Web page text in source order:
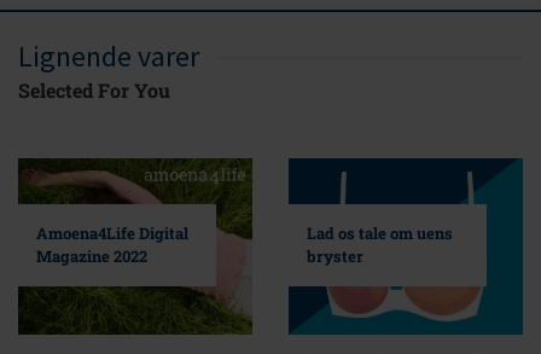
Lignende varer
Selected For You
Amoena4Life Digital
Magazine 2022
Lad os tale om uens
bryster